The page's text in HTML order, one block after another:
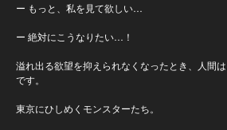
ー もっと、私を見て欲しい…
ー 絶対にこうなりたい…！
溢れ出る欲望を抑えられなくなったとき、人間
です。
東京にひしめくモンスターたち。